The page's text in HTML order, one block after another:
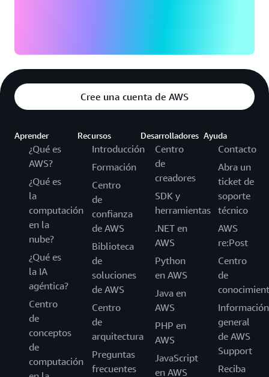
Cree una cuenta de AWS
Aprender
¿Qué es
AWS?
¿Qué es
la
computación
en la
nube?
¿Qué es
la IA
agéntica?
Centro
de
conceptos
de
computación
Recursos
Introducción
Formación
Centro
de
confianza
de AWS
Biblioteca
de
soluciones
de AWS
Centro
de
arquitectura
Preguntas
frecuentes
Desarrolladores
Centro
de
creadores
SDK y
herramientas
.NET en
AWS
Python
en AWS
Java en
AWS
PHP en
AWS
JavaScript
en AWS
Ayuda
Contacto
Abra un
ticket de
soporte
técnico
AWS
re:Post
Centro
de
Información
general
de AWS
Support
Reciba